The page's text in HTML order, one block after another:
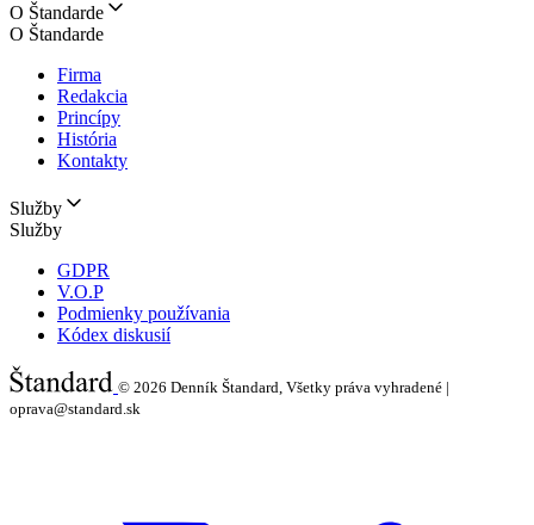
O Štandarde
O Štandarde
Firma
Redakcia
Princípy
História
Kontakty
Služby
Služby
GDPR
V.O.P
Podmienky používania
Kódex diskusií
© 2026 Denník Štandard, Všetky práva vyhradené |
oprava@standard.sk